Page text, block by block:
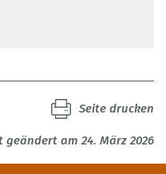
geändert am 24. März 2026
Seite drucken